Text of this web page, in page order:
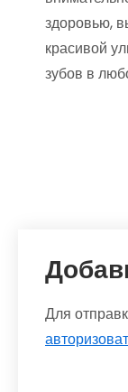
здоровью,
красивой
зубов в
Для